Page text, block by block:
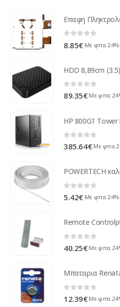
8.85€ Με φπα 24%
0 out of 5
89.35€ Με φπα
0 out of 5
385.64€ Με φπα
0 out of 5
5.42€ Με φπα 24%
0out of 5
40.25€ Με φπα
Μπαταρια
12.39€ Με φπα